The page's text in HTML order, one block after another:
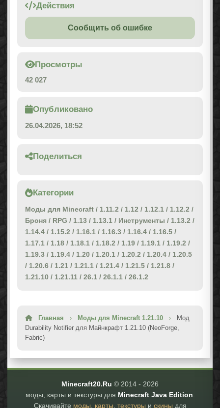
Действия
Сообщить об ошибке
Просмотры
42 027
Опубликовано
26.04.2026, 18:52
Поделиться
Категории
Моды для Minecraft / 1.11.2 / 1.12 / 1.12.1 / 1.12.2 /
Броня / RPG / 1.13 / 1.13.1 / Инструменты / 1.13.2 /
1.14.4 / 1.15.2 / 1.16.1 / 1.16.3 / 1.16.4 / 1.16.5 /
1.17.1 / 1.18 / 1.18.1 / 1.18.2 / 1.19 / 1.19.1 / 1.19.2 /
1.19.3 / 1.19.4 / 1.20 / 1.20.1 / 1.20.2 / 1.20.4 / 1.20.5
/ 1.20.6 / 1.21 / 1.21.1 / 1.21.4 / 1.21.5 / 1.21.8 /
1.21.10 / 1.21.11 / 26.1 / 26.1.1 / 26.1.2
Главная › Моды для Minecraft 1.21.10 ›
Мод
Durability Notifier для Майнкрафт 1.21.10 (NeoForge,
Fabric)
Minecraft20.Ru © 2014 - 2026
моды, карты и текстуры для Minecraft Java Edition
Скачивайте моды карты текстуры и скины для